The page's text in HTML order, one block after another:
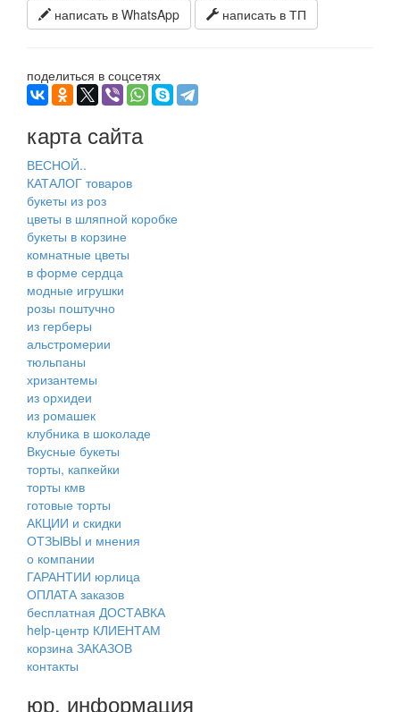
написать в WhatsApp
написать в ТП
поделиться в соцсетях
карта сайта
ВЕСНОЙ..
КАТАЛОГ товаров
букеты из роз
цветы в шляпной коробке
букеты в корзине
комнатные цветы
в форме сердца
модные игрушки
розы поштучно
из герберы
альстромерии
тюльпаны
хризантемы
из орхидеи
из ромашек
клубника в шоколаде
Вкусные букеты
торты, капкейки
торты кмв
готовые торты
АКЦИИ и скидки
ОТЗЫВЫ и мнения
о компании
ГАРАНТИИ юрлица
ОПЛАТА заказов
бесплатная ДОСТАВКА
help-центр КЛИЕНТАМ
корзина ЗАКАЗОВ
контакты
юр. информация